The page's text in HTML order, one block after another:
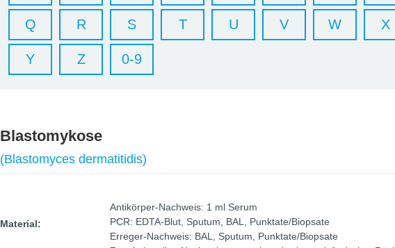
Q R S T U V W X
Y Z 0-9
Blastomykose
(Blastomyces dermatitidis)
Material:
Antikörper-Nachweis: 1 ml Serum
PCR: EDTA-Blut, Sputum, BAL, Punktate/Biopsate
Erreger-Nachweis: BAL, Sputum, Punktate/Biopsate